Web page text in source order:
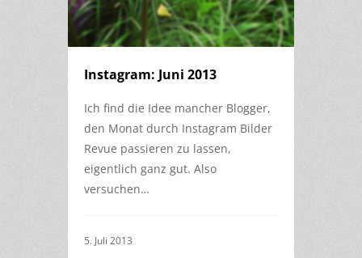
Instagram: Juni 2013
Ich find die Idee mancher Blogger,
den Monat durch Instagram Bilder
Revue passieren zu lassen,
eigentlich ganz gut. Also
versuchen…
5. Juli 2013